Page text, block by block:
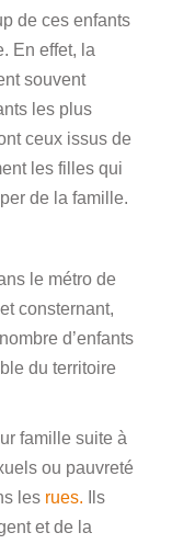
de ces enfants
En effet, la
souvent
les plus
ceux issus de
les filles qui
de la famille.
le métro de
consternant,
d’enfants
du territoire
famille suite à
ou pauvreté
les rues. Ils
et de la